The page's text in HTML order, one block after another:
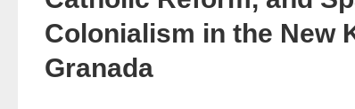
Colonialism in the New
Granada